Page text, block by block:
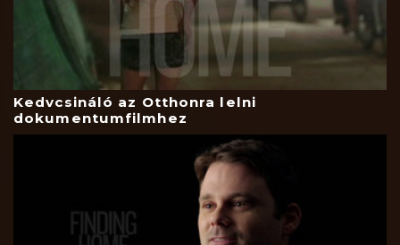
Kedvcsináló az Otthonra lelni
dokumentumfilmhez